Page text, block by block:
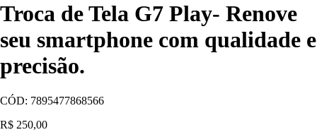
Troca de Tela G7 Play- Renove
seu smartphone com qualidade e
precisão.
CÓD: 7895477868566
R$ 250,00